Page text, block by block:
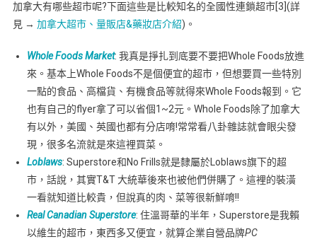
加拿大有哪些超市呢?下面這些是比較知名的全國性連鎖超市[3](詳
見 → 加拿大超市、量販店&藥妝店介紹)。
Whole Foods Market: 我真是掙扎到底要不要把Whole Foods放進
來。基本上Whole Foods不是個便宜的超市，但想要買一些特別
一點的食品、高檔貨、有機食品等就得來Whole Foods報到。它
也有自己的flyer拿了可以省個1~2元。Whole Foods除了加拿大
有以外，美國、英國也都有分店唷!常常看八卦雜誌就會眼尖發
現，很多名流就是來這裡買菜。
Loblaws: Superstore和No Frills就是隸屬於Loblaws旗下的超
市，話說，其實T&T 大統華後來也被他們併購了。這裡的裝潢
一看就知道比較貴，但說真的肉、菜等很新鮮唷!!
Real Canadian Superstore: 住溫哥華的半年，Superstore是我賴
以維生的超市，東西多又便宜，就算企業自營品牌PC